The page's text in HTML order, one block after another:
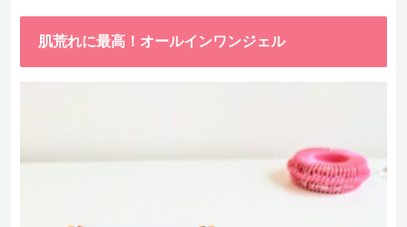
肌荒れに最高！オールインワンジェル